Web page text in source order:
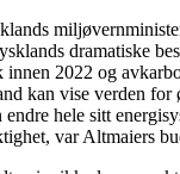
dramatiske
2022 og
kan vise verden for
hele sitt
var Altmaiers